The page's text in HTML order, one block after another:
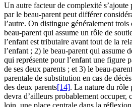
Un autre facteur de complexité
par le beau-parent peut différer
l’autre. On distingue généralement
beau-parent qui assume un rôle de
l’enfant est tributaire avant tout de la
l’enfant ; 2) le beau-parent qui assume
qui représente pour l’enfant une figure
de ses deux parents ; et 3) le beau-
parentale de substitution en cas de
des deux parents[14]. La nature du rôle
devra d’ailleurs probablement occuper,
loin, une place centrale dans la